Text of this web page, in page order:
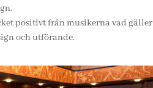
positivt från musikerna vad gäller
och utförande.